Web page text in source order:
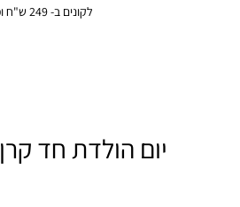
לקונים ב- 249 ש"ח ומעלה משלוח חינם!!!
יום הולדת חד קרן